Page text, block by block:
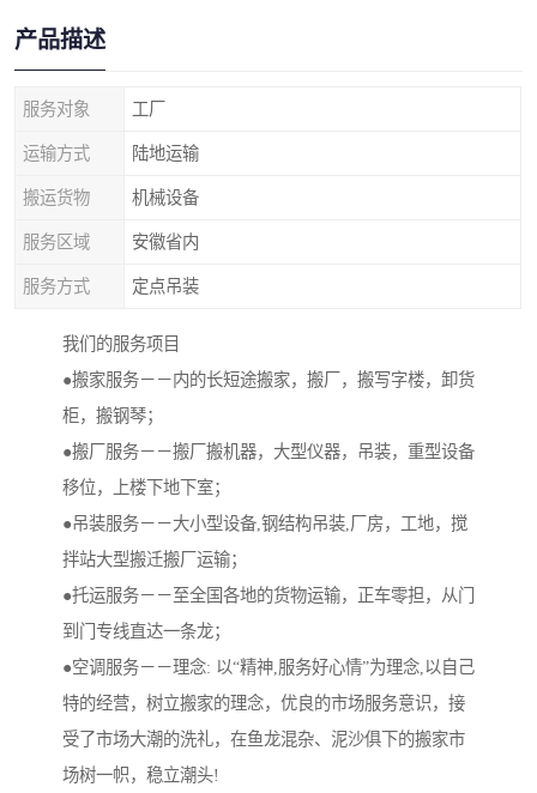
产品描述
服务对象 工厂
运输方式 陆地运输
搬运货物 机械设备
服务区域 安徽省内
服务方式 定点吊装
我们的服务项目
●搬家服务－－内的长短途搬家，搬厂，搬写字楼，卸货
柜，搬钢琴；
●搬厂服务－－搬厂搬机器，大型仪器，吊装，重型设备
移位，上楼下地下室；
●吊装服务－－大小型设备,钢结构吊装,厂房，工地，搅
拌站大型搬迁搬厂运输；
●托运服务－－至全国各地的货物运输，正车零担，从门
到门专线直达一条龙；
●空调服务－－理念: 以“精神,服务好心情”为理念,以自己
特的经营，树立搬家的理念，优良的市场服务意识，接
受了市场大潮的洗礼，在鱼龙混杂、泥沙俱下的搬家市
场树一帜，稳立潮头!